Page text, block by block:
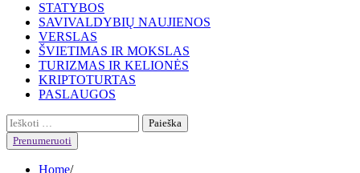
STATYBOS
SAVIVALDYBIŲ NAUJIENOS
VERSLAS
ŠVIETIMAS IR MOKSLAS
TURIZMAS IR KELIONĖS
KRIPTOTURTAS
PASLAUGOS
Ieškoti:
Prenumeruoti
Home